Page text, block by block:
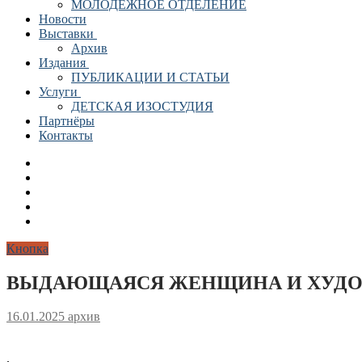
МОЛОДЕЖНОЕ ОТДЕЛЕНИЕ
Новости
Выставки
Архив
Издания
ПУБЛИКАЦИИ И СТАТЬИ
Услуги
ДЕТСКАЯ ИЗОСТУДИЯ
Партнёры
Контакты
Кнопка
ВЫДАЮЩАЯСЯ ЖЕНЩИНА И
16.01.2025 архив
.